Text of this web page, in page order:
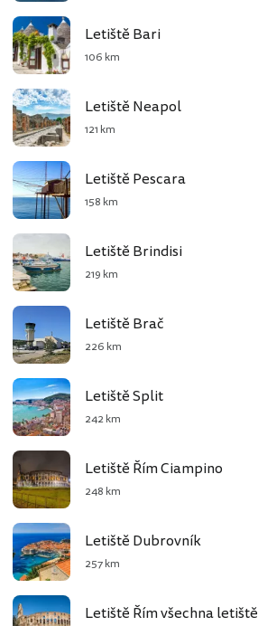
Letiště Bari
106 km
Letiště Neapol
121 km
Letiště Pescara
158 km
Letiště Brindisi
219 km
Letiště Brač
226 km
Letiště Split
242 km
Letiště Řím Ciampino
248 km
Letiště Dubrovník
257 km
Letiště Řím všechna letiště